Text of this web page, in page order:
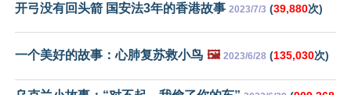
开弓没有回头箭 国安法3年的香港故事 2023/7/3 (39,880次)
一个美好的故事：心肺复苏救小鸟 🖼️ 2023/6/28 (135,030次)